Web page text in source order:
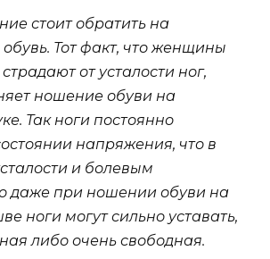
стоит обратить на
. Тот факт, что женщины
от усталости ног,
ношение обуви на
Так ноги постоянно
напряжения, что в
и болевым
даже при ношении обуви на
ноги могут сильно уставать,
либо очень свободная.